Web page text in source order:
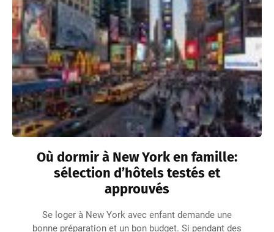
Où dormir à New York en famille:
sélection d’hôtels testés et
approuvés
Se loger à New York avec enfant demande une
bonne préparation et un bon budget. Si pendant des